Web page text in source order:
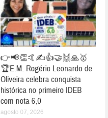
👉📢👏🤙✍👍🤝🙌🙏🥇
🏆E.M. Rogério Leonardo de
Oliveira celebra conquista
histórica no primeiro IDEB
com nota 6,0
agosto 07, 2026